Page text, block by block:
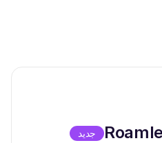
جديد